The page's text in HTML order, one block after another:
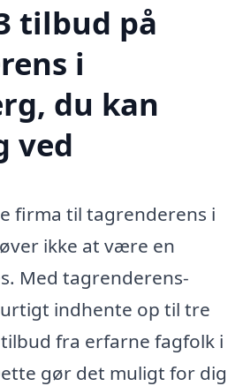
tilbud på
i
du kan
ved
firma til tagrenderens i
ikke at være en
Med tagrenderens-
indhente op til tre
fra erfarne fagfolk i
gør det muligt for dig